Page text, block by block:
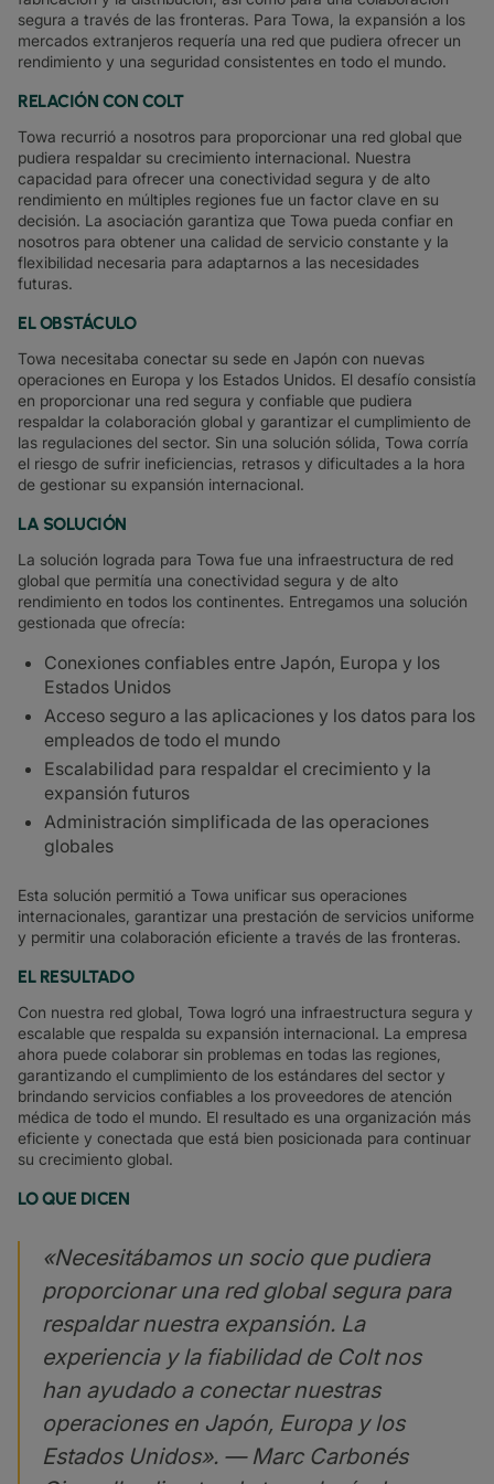
segura a través de las fronteras. Para Towa, la expansión a los
mercados extranjeros requería una red que pudiera ofrecer un
rendimiento y una seguridad consistentes en todo el mundo.
RELACIÓN CON COLT
Towa recurrió a nosotros para proporcionar una red global que
pudiera respaldar su crecimiento internacional. Nuestra
capacidad para ofrecer una conectividad segura y de alto
rendimiento en múltiples regiones fue un factor clave en su
decisión. La asociación garantiza que Towa pueda confiar en
nosotros para obtener una calidad de servicio constante y la
flexibilidad necesaria para adaptarnos a las necesidades
futuras.
EL OBSTÁCULO
Towa necesitaba conectar su sede en Japón con nuevas
operaciones en Europa y los Estados Unidos. El desafío consistía
en proporcionar una red segura y confiable que pudiera
respaldar la colaboración global y garantizar el cumplimiento de
las regulaciones del sector. Sin una solución sólida, Towa corría
el riesgo de sufrir ineficiencias, retrasos y dificultades a la hora
de gestionar su expansión internacional.
LA SOLUCIÓN
La solución lograda para Towa fue una infraestructura de red
global que permitía una conectividad segura y de alto
rendimiento en todos los continentes. Entregamos una solución
gestionada que ofrecía:
Conexiones confiables entre Japón, Europa y los
Estados Unidos
Acceso seguro a las aplicaciones y los datos para los
empleados de todo el mundo
Escalabilidad para respaldar el crecimiento y la
expansión futuros
Administración simplificada de las operaciones
globales
Esta solución permitió a Towa unificar sus operaciones
internacionales, garantizar una prestación de servicios uniforme
y permitir una colaboración eficiente a través de las fronteras.
EL RESULTADO
Con nuestra red global, Towa logró una infraestructura segura y
escalable que respalda su expansión internacional. La empresa
ahora puede colaborar sin problemas en todas las regiones,
garantizando el cumplimiento de los estándares del sector y
brindando servicios confiables a los proveedores de atención
médica de todo el mundo. El resultado es una organización más
eficiente y conectada que está bien posicionada para continuar
su crecimiento global.
LO QUE DICEN
«Necesitábamos un socio que pudiera
proporcionar una red global segura para
respaldar nuestra expansión. La
experiencia y la fiabilidad de Colt nos
han ayudado a conectar nuestras
operaciones en Japón, Europa y los
Estados Unidos». — Marc Carbonés